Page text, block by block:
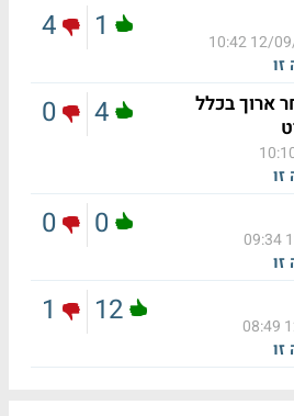
12/09/
זו
1
4
ארוך בכלל
זו
4
0
זו
0
0
זו
12
1